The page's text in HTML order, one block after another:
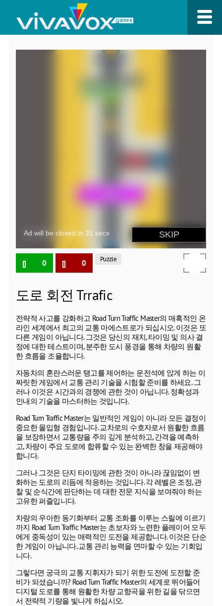
0 0 Puzzle
도로 회전 Trrafic
전략적 사고를 강화하고 Road Turn Traffic Master의 매혹적인 온
라인 세계에서 최고의 교통 마에스트로가 되십시오. 이것은 또
다른 게임이 아닙니다. 그것은 당신의 재치, 타이밍 및 의사 결
정에 대한 테스트이며, 분주한 도시 풍경을 통해 차량의 원활
한 흐름을 조율합니다.
자동차의 혼란스러운 탱고를 제어하는 운전석에 앉게 하는 이
짜릿한 게임에서 교통 관리 기술을 시험할 준비를 하세요. 그
러나 이것은 시간과의 경쟁에 관한 것이 아닙니다. 정확성과
인내의 기술을 마스터하는 것입니다.
Road Turn Traffic Master는 일반적인 게임이 아니라 모든 결정이
중요한 몰입형 경험입니다. 교차로의 수호자로서 원활한 흐름
을 보장하면서 교통량을 주의 깊게 분석하고, 간격을 예측하
고, 차량이 주요 도로에 합류할 수 있는 완벽한 창을 제공해야
합니다.
그러나 그것은 단지 타이밍에 관한 것이 아니라 끊임없이 변
화하는 도로의 리듬에 적응하는 것입니다. 각 레벨은 조정, 관
찰 및 순식간에 판단하는 데 대한 전문 지식을 보여줘야 하는
고유한 퍼즐입니다.
차량의 우아한 동기화부터 교통 조화를 이루는 스릴에 이르기
까지 Road Turn Traffic Master는 초보자와 노련한 플레이어 모두
에게 중독성이 있는 매력적인 도전을 제공합니다. 이것은 단순
한 게임이 아닙니다. 교통 관리 능력을 연마할 수 있는 기회입
니다.
그렇다면 궁극의 교통 지휘자가 되기 위한 도전에 도전할 준
비가 되셨습니까? Road Turn Traffic Master의 세계로 뛰어들어
디지털 도로를 통해 원활한 차량 교향곡을 위한 길을 닦으면
서 전략적 기량을 빛나게 하십시오.